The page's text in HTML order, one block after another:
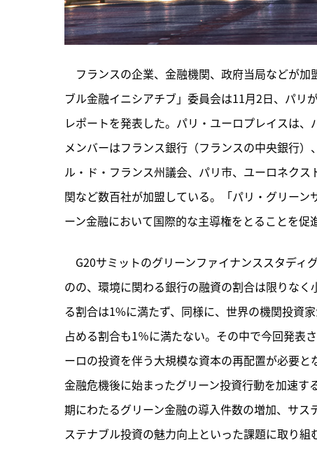
フランスの企業、金融機関、政府当局などが
ブル金融イニシアチブ」委員会は11月2日、パリ
レポートを発表した。パリ・ユーロプレイスは
メンバーはフランス銀行（フランスの中央銀行
ル・ド・フランス州議会、パリ市、ユーロネク
関など数百社が加盟している。「パリ・グリー
ーン金融において国際的な主導権をとることを促
G20サミットのグリーンファイナンススタディ
のの、環境に関わる銀行の融資の割合は限りな
る割合は1%に満たず、同様に、世界の機関投資
占める割合も1％に満たない。その中で今回発表
ーロの投資を伴う大規模な資本の再配置が必要
金融危機後に始まったグリーン投資行動を加速
期にわたるグリーン金融の導入件数の増加、サ
ステナブル投資の魅力向上といった課題に取り